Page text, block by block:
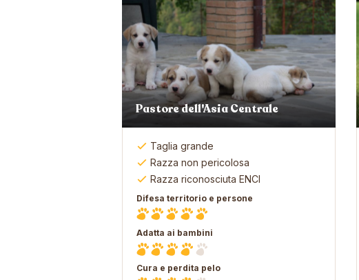
Pastore dell'Asia Centrale
Taglia grande
Razza non pericolosa
Razza riconosciuta ENCI
Difesa territorio e persone
Adatta ai bambini
Cura e perdita pelo